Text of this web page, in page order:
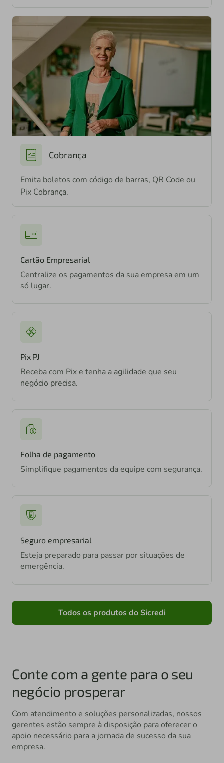
Cobrança
Emita boletos com código de barras, QR Code ou
Pix Cobrança.
Cartão Empresarial
Centralize os pagamentos da sua empresa em um
só lugar.
Pix PJ
Receba com Pix e tenha a agilidade que seu
negócio precisa.
Folha de pagamento
Simplifique pagamentos da equipe com segurança.
Seguro empresarial
Esteja preparado para passar por situações de
emergência.
Todos os produtos do Sicredi
Conte com a gente para o seu
negócio prosperar
Com atendimento e soluções personalizadas, nossos
gerentes estão sempre à disposição para oferecer o
apoio necessário para a jornada de sucesso da sua
empresa.